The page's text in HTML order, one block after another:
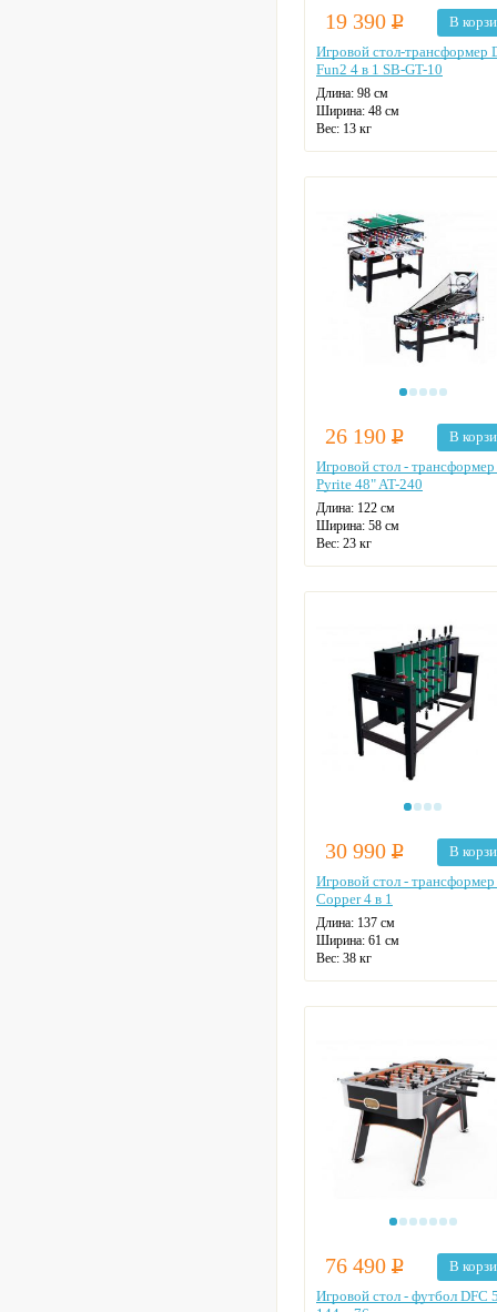
19 390 Р
В
Игровой стол-трансформер
Fun2 4 в 1 SB-GT-10
Длина: 98 см
Ширина: 48 см
Вес: 13 кг
26 190 Р
В
Игровой стол -
Pyrite 48" AT-240
Длина: 122 см
Ширина: 58 см
Вес: 23 кг
30 990 Р
В
Игровой стол -
Copper 4 в 1
Длина: 137 см
Ширина: 61 см
Вес: 38 кг
76 490 Р
В
Игровой стол - футбол DFC